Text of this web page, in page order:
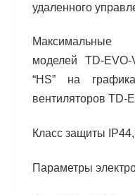
удаленного
Максимальные
моделей TD-EVO-
“HS” на
вентиляторов TD-
Класс защиты
Параметры